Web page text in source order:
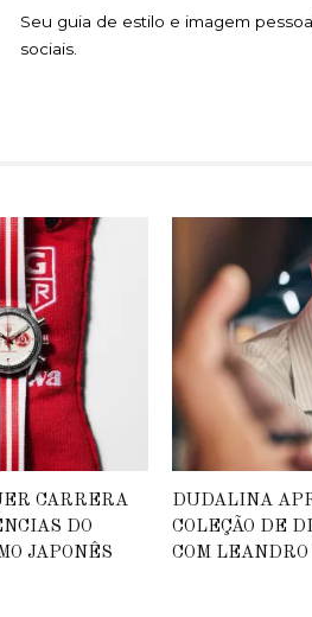
Seu guia de estilo e imagem
sociais.
CARRERA
DO
JAPONÊS
DUDALINA
COLEÇÃO DE
COM